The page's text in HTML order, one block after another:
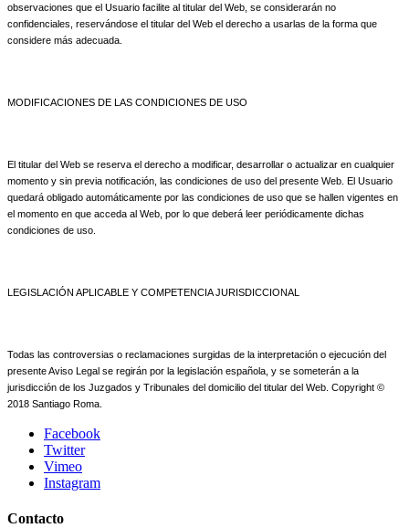
observaciones que el Usuario facilite al titular del Web, se considerarán no
confidenciales, reservándose el titular del Web el derecho a usarlas de la forma que
considere más adecuada.
MODIFICACIONES DE LAS CONDICIONES DE USO
El titular del Web se reserva el derecho a modificar, desarrollar o actualizar en cualquier
momento y sin previa notificación, las condiciones de uso del presente Web. El Usuario
quedará obligado automáticamente por las condiciones de uso que se hallen vigentes en
el momento en que acceda al Web, por lo que deberá leer periódicamente dichas
condiciones de uso.
LEGISLACIÓN APLICABLE Y COMPETENCIA JURISDICCIONAL
Todas las controversias o reclamaciones surgidas de la interpretación o ejecución del
presente Aviso Legal se regirán por la legislación española, y se someterán a la
jurisdicción de los Juzgados y Tribunales del domicilio del titular del Web. Copyright ©
2018 Santiago Roma.
Facebook
Twitter
Vimeo
Instagram
Contacto